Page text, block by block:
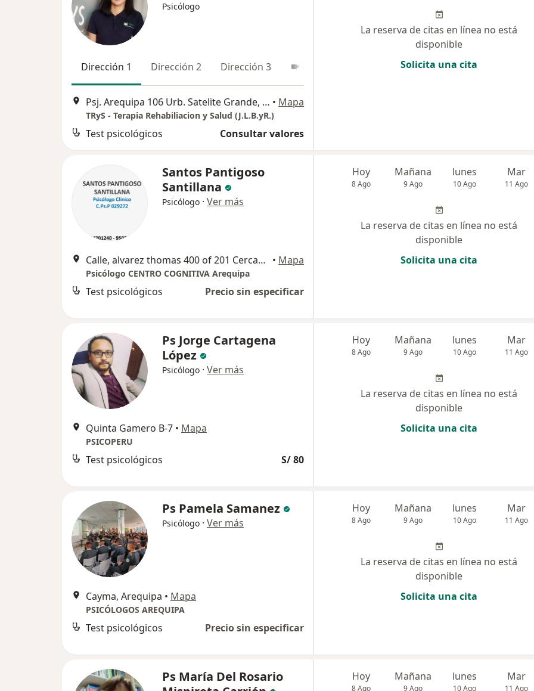
Psicólogo
Dirección 1 Dirección 2 Dirección 3
Psj. Arequipa 106 Urb. Satelite Grande, Jose Luis Bustamante y Rivero • Mapa
TRyS - Terapia Rehabiliacion y Salud (J.L.B.yR.)
Test psicológicos Consultar valores
La reserva de citas en línea no está
disponible
Solicita una cita
Santos Pantigoso
Santillana
Psicólogo · Ver más
Calle, alvarez thomas 400 of 201 Cercado de Arequipa, Arequipa • Mapa
Psicólogo CENTRO COGNITIVA Arequipa
Test psicológicos Precio sin especificar
Hoy
8 Ago
Mañana
9 Ago
lunes
10 Ago
Mar
11 Ago
La reserva de citas en línea no está
disponible
Solicita una cita
Ps Jorge Cartagena
López
Psicólogo · Ver más
Quinta Gamero B-7 • Mapa
PSICOPERU
Test psicológicos S/ 80
Hoy
8 Ago
Mañana
9 Ago
lunes
10 Ago
Mar
11 Ago
La reserva de citas en línea no está
disponible
Solicita una cita
Ps Pamela Samanez
Psicólogo · Ver más
Cayma, Arequipa • Mapa
PSICÓLOGOS AREQUIPA
Test psicológicos Precio sin especificar
Hoy
8 Ago
Mañana
9 Ago
lunes
10 Ago
Mar
11 Ago
La reserva de citas en línea no está
disponible
Solicita una cita
Ps María Del Rosario
Hoy
8 Ago
Mañana
9 Ago
lunes
10 Ago
Mar
11 Ago